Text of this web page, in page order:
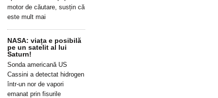
motor de căutare, susțin că
este mult mai
NASA: viața e posibilă
pe un satelit al lui
Saturn!
Sonda americană US
Cassini a detectat hidrogen
într-un nor de vapori
emanat prin fisurile